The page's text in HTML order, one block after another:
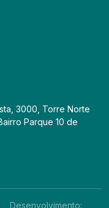
3000, Torre Norte
Parque 10 de
Desenvolvimento: